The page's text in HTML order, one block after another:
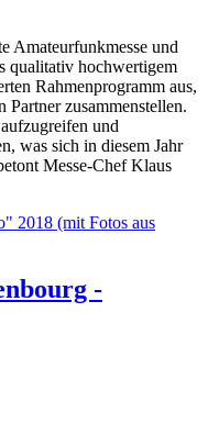
Amateurfunkmesse und
qualitativ hochwertigem
Rahmenprogramm aus,
zusammenstellen.
und
was sich in diesem Jahr
Messe-Chef Klaus
2018 (mit Fotos aus
-